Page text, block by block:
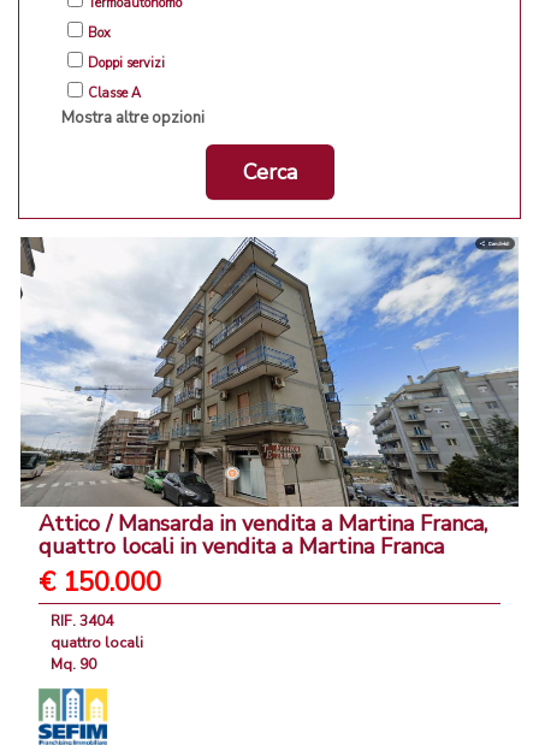
Box
Doppi servizi
Classe A
Mostra altre opzioni
Cerca
Attico / Mansarda in vendita a Martina Franca,
quattro locali in vendita a Martina Franca
€ 150.000
RIF. 3404
quattro locali
Mq. 90